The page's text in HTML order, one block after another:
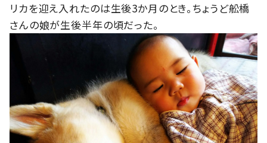
リカを迎え入れたのは生後3か月のとき。ちょうど舩橋
さんの娘が生後半年の頃だった。